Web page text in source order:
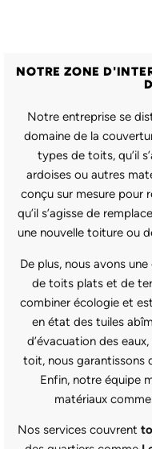
NOTRE ZONE
Notre entreprise se
domaine de la
types de toits, qu’il
ardoises ou autres
conçu sur mesure pour
qu’il s’agisse de
une nouvelle toiture ou
De plus, nous avons
de toits plats et de
combiner écologie et
en état des tuiles
d’évacuation des
toit, nous garantissons
Enfin, notre équipe
matériaux comme
Nos services couvrent